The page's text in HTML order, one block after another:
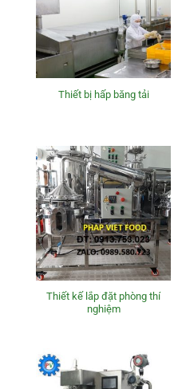
Thiết bị hấp băng tải
Thiết kế lắp đặt phòng thí
nghiệm